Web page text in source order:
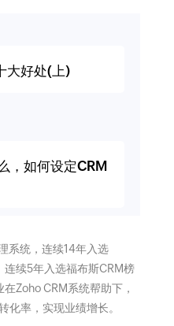
大好处(上)
，如何设定CRM
系统，连续14年入选
续5年入选福布斯CRM榜
Zoho CRM系统帮助下，
化率，实现业绩增长。